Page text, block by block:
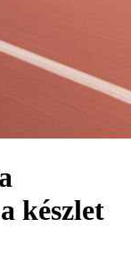
készlet